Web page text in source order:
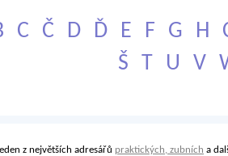
C Č D Ď E F G H
Š
T U V
z největších adresářů praktických, zubních a